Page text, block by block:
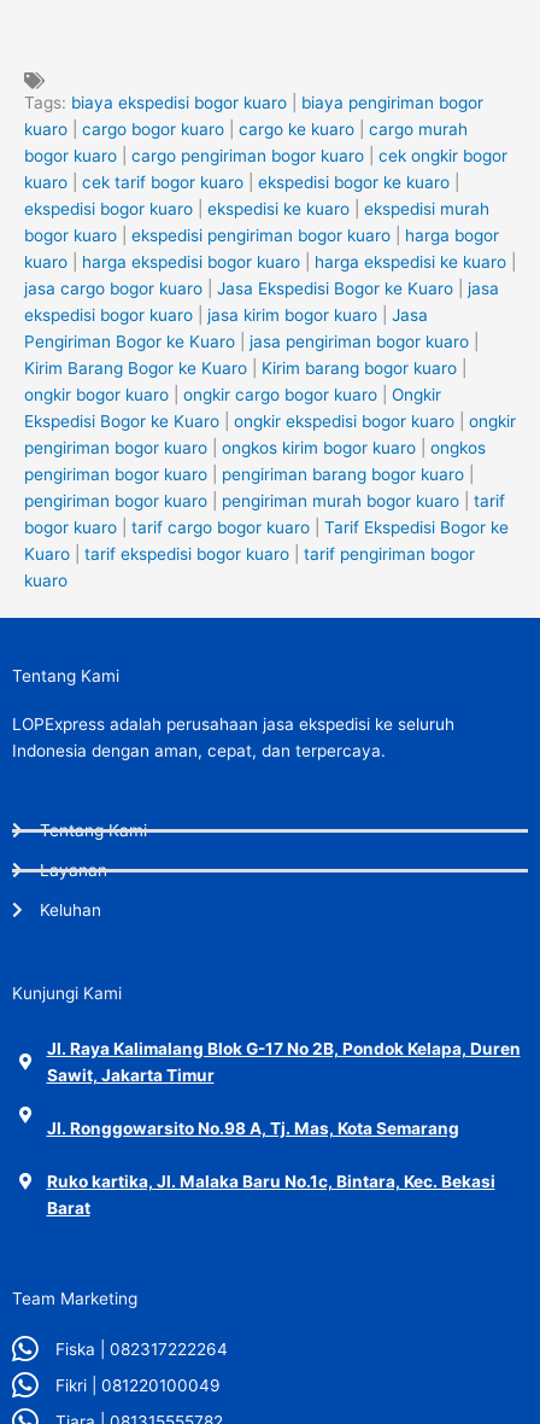
Tags: biaya ekspedisi bogor kuaro
biaya pengiriman bogor
kuaro
cargo bogor kuaro cargo ke kuaro
cargo murah
bogor kuaro
cargo pengiriman bogor kuaro
cek ongkir bogor
kuaro
cek tarif bogor kuaro ekspedisi bogor ke kuaro
ekspedisi bogor kuaro
ekspedisi ke kuaro
ekspedisi murah
bogor kuaro
ekspedisi pengiriman bogor kuaro
harga bogor
kuaro
harga ekspedisi bogor kuaro harga ekspedisi ke kuaro
jasa cargo bogor kuaro
Jasa Ekspedisi Bogor ke Kuaro
jasa
ekspedisi bogor kuaro
jasa kirim bogor kuaro
Jasa
Pengiriman Bogor ke Kuaro
jasa pengiriman bogor kuaro
Kirim Barang Bogor ke Kuaro
Kirim barang bogor kuaro
ongkir bogor kuaro
ongkir cargo bogor kuaro
Ongkir
Ekspedisi Bogor ke Kuaro
ongkir ekspedisi bogor kuaro
ongkir
pengiriman bogor kuaro
ongkos kirim bogor kuaro
ongkos
pengiriman bogor kuaro
pengiriman barang bogor kuaro
pengiriman bogor kuaro
pengiriman murah bogor kuaro
tarif
bogor kuaro
tarif cargo bogor kuaro
Tarif Ekspedisi Bogor ke
Kuaro
tarif ekspedisi bogor kuaro
tarif pengiriman bogor
kuaro
Tentang Kami
LOPExpress adalah perusahaan jasa ekspedisi ke seluruh
Indonesia dengan aman, cepat, dan terpercaya.
Tentang Kami
Layanan
Keluhan
Kunjungi Kami
Jl. Raya Kalimalang Blok G-17 No 2B, Pondok Kelapa, Duren
Sawit, Jakarta Timur
Jl. Ronggowarsito No.98 A, Tj. Mas, Kota Semarang
Ruko kartika, Jl. Malaka Baru No.1c, Bintara, Kec. Bekasi
Barat
Team Marketing
Fiska | 082317222264
Fikri | 081220100049